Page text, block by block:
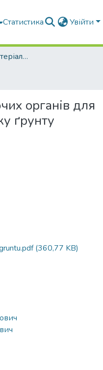
Статистика Увійти
Конференції та матеріали конференцій
органів для
ґрунту
(360,77 KB)